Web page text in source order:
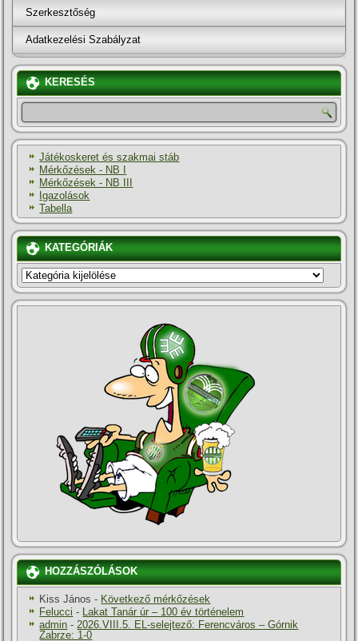
Szerkesztőség
Adatkezelési Szabályzat
KERESÉS
Játékoskeret és szakmai stáb
Mérkőzések - NB I
Mérkőzések - NB III
Igazolások
Tabella
KATEGÓRIÁK
KATEGÓRIÁK
HOZZÁSZÓLÁSOK
Kiss János - Következő mérkőzések
Felucci - Lakat Tanár úr – 100 év történelem
admin -2026.VIII.5. EL-selejtező: Ferencváros – Górnik
Zabrze: 1-0